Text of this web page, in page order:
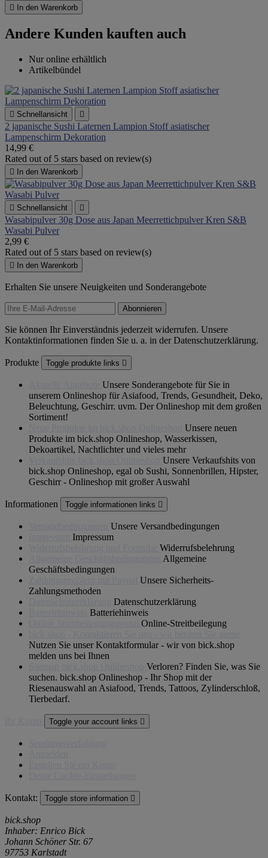
 In den Warenkorb
Andere Kunden kauften auch
Nur online erhältlich
Artikelbündel
 Schnellansicht 
2 japanische Sushi Laternen Lampion Stoff asiatischer
Lampenschirm Dekoration
14,99 €
Rated out of 5 stars based on review(s)
 In den Warenkorb
 Schnellansicht 
Wasabipulver 30g Dose aus Japan Meerrettichpulver Kren S&B
Wasabi Pulver
2,99 €
Rated out of 5 stars based on review(s)
 In den Warenkorb
Erhalten Sie unsere Neuigkeiten und Sonderangebote
Sie können Ihr Einverständnis jederzeit widerrufen. Unsere
Kontaktinformationen finden Sie u. a. in der Datenschutzerklärung.
Produkte Toggle produkte links 
Unsere Sonderangebote für Sie in
unserem Onlineshop für Asiafood, Trends, Gesundheit, Deko,
Beleuchtung, Geschirr. uvm. Der Onlineshop mit dem großen
Sortiment!
Unsere neuen
Produkte im bick.shop Onlineshop, Wasserkissen,
Dekoartikel, Nachtlichter und vieles mehr
Unsere Verkaufshits von
bick.shop Onlineshop, egal ob Sushi, Sonnenbrillen, Hipster,
Geschirr - Onlineshop mit großer Auswahl
Informationen Toggle informationen links 
Unsere Versandbedingungen
Impressum
Widerrufsbelehrung
Allgemeine
Geschäftsbedingungen
Unsere Sicherheits-
Zahlungsmethoden
Datenschutzerklärung
Batteriehinweis
Online-Streitbeilegung
Nutzen Sie unser Kontaktformular - wir von bick.shop
melden uns bei Ihnen
Verloren? Finden Sie, was Sie
suchen. bick.shop Onlineshop - Ihr Shop mit der
Riesenauswahl an Asiafood, Trends, Tattoos, Zylinderschloß,
Tierbedarf.
Toggle your account links 
Kontakt: Toggle store information 
bick.shop
Inhaber: Enrico Bick
Johann Schöner Str. 67
97753 Karlstadt